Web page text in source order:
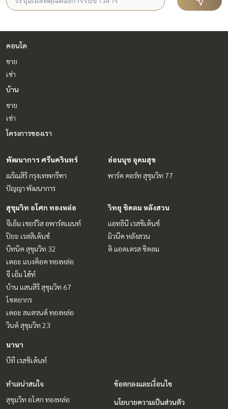
คอนโด
ขาย
เช่า
บ้าน
ขาย
เช่า
โครงการของเรา
พัฒนาการ ศรีนครินทร์
ณริณสิริ กรุงเทพกรีฑา
ปัญญา พัฒนาการ
อ่อนนุช อุดมสุข
พาร์ค คอร์ท สุขุมวิท 77
สุขุมวิท อโศก ทองหล่อ
จีเอ็ม เซอร์วิส อพาร์ตเมนท์
ปิยะ เรสสิเด้นซ์
บีทนิค สุขุมวิท 32
เดอะ แบงค็อค ทองหล่อ
จี เอ็ม ไฮ้ท์
บ้าน แสนสิริ สุขุมวิท 67
โชตยากร
เดอะ สแตรนด์ ทองหล่อ
วินด์ สุขุมวิท 23
วิทยุ ชิดลม หลังสวน
แอทธินี เรสซิเด้นซ์
มิวนีค หลังสวน
ดิ แอดเดรส ชิดลม
นานา
บีที เรสซิเด้นท์
ทำเลน่าสนใจ
สุขุมวิท อโศก ทองหล่อ
ข้อตกลงและเงื่อนไข
นโยบายความเป็นส่วนตัว